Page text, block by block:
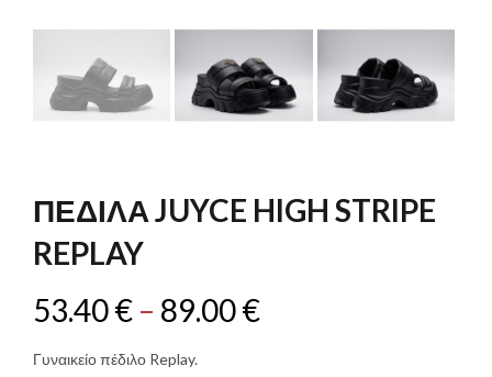
ΠΕΔΙΛΑ JUYCE HIGH STRIPE
REPLAY
Original
price
53.40€ – 89.00€Price
Η
Γυναικείο πέδιλο Replay.